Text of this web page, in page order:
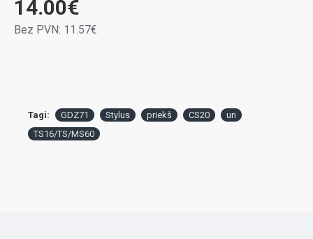
14.00€
Bez PVN: 11.57€
Tagi: GDZ71 Stylus priekš CS20
un
TS16/TS/MS60